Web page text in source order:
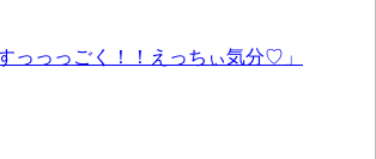
っっっごく！！えっちぃ気分♡」